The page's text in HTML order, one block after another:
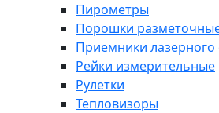
Пирометры
Порошки
Приемники лазерного
Рейки измерительные
Рулетки
Тепловизоры